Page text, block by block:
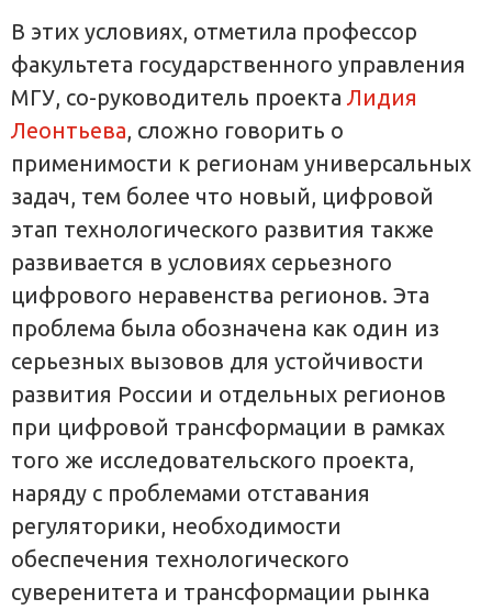
В этих условиях, отметила профессор
факультета государственного управления
МГУ, со-руководитель проекта Лидия
Леонтьева, сложно говорить о
применимости к регионам универсальных
задач, тем более что новый, цифровой
этап технологического развития также
развивается в условиях серьезного
цифрового неравенства регионов. Эта
проблема была обозначена как один из
серьезных вызовов для устойчивости
развития России и отдельных регионов
при цифровой трансформации в рамках
того же исследовательского проекта,
наряду с проблемами отставания
регуляторики, необходимости
обеспечения технологического
суверенитета и трансформации рынка